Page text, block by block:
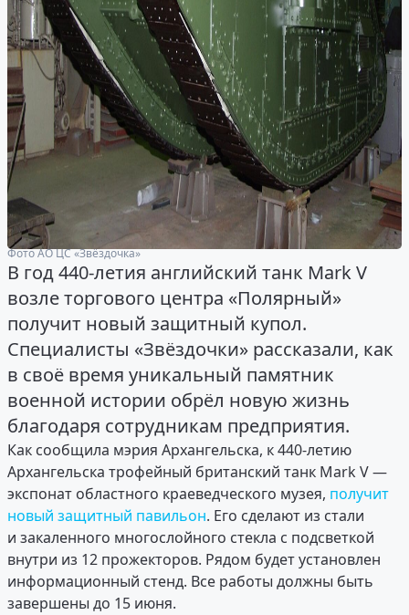
Фото АО ЦС «Звёздочка»
В год 440-летия английский танк Mark V
возле торгового центра «Полярный»
получит новый защитный купол.
Специалисты «Звёздочки» рассказали, как
в своё время уникальный памятник
военной истории обрёл новую жизнь
благодаря сотрудникам предприятия.
Как сообщила мэрия Архангельска, к 440-летию
Архангельска трофейный британский танк Mark V —
экспонат областного краеведческого музея, получит
новый защитный павильон. Его сделают из стали
и закаленного многослойного стекла с подсветкой
внутри из 12 прожекторов. Рядом будет установлен
информационный стенд. Все работы должны быть
завершены до 15 июня.